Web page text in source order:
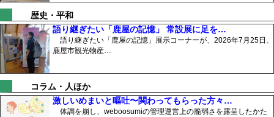
歴史・平和
語り継ぎたい「鹿屋の記憶」 常設展に足を…
語り継ぎたい「鹿屋の記憶」展示コーナーが、2026年7月25日、
鹿屋市観光物産…
コラム・人ほか
激しいめまいと嘔吐〜関わってもらった方々…
体調を崩し、weboosumiの管理運営上の脆弱さを露呈したかた